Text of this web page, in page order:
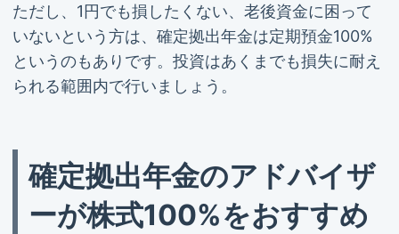
ただし、1円でも損したくない、老後資金に困って
いないという方は、確定拠出年金は定期預金100%
というのもありです。投資はあくまでも損失に耐え
られる範囲内で行いましょう。
確定拠出年金のアドバイザ
ーが株式100%をおすすめ